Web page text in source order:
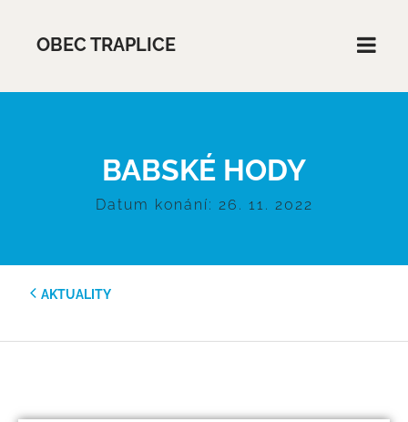
OBEC TRAPLICE
BABSKÉ HODY
Datum konání: 26. 11. 2022
AKTUALITY